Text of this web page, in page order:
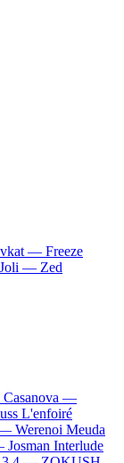
— Freeze
Joli — Zed
Casanova —
L'enfoiré
— Werenoi Meuda
Josman Interlude